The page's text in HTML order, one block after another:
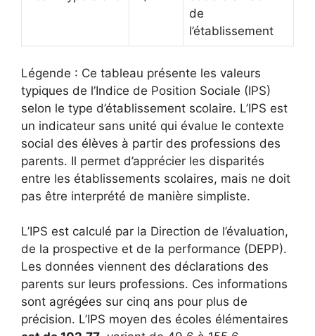
de
l’établissement
Légende : Ce tableau présente les valeurs
typiques de l’Indice de Position Sociale (IPS)
selon le type d’établissement scolaire. L’IPS est
un indicateur sans unité qui évalue le contexte
social des élèves à partir des professions des
parents. Il permet d’apprécier les disparités
entre les établissements scolaires, mais ne doit
pas être interprété de manière simpliste.
L’IPS est calculé par la Direction de l’évaluation,
de la prospective et de la performance (DEPP).
Les données viennent des déclarations des
parents sur leurs professions. Ces informations
sont agrégées sur cinq ans pour plus de
précision. L’IPS moyen des écoles élémentaires